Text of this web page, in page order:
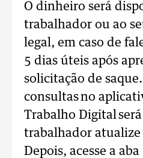
O dinheiro será
trabalhador ou ao
legal, em caso de
5 dias úteis após
solicitação de
consultas no
Trabalho Digital
trabalhador
Depois, acesse a